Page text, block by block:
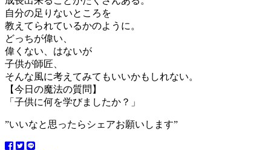
自分の足りないところを
教えてられているかのように。
どっちが偉い、
偉くない、はないが
子供が師匠、
そんな風に考えてみてもいいかもしれない。
【今日の魔法の質問】
「子供に何を学びましたか？」
”いいなと思ったらシェアお願いします”